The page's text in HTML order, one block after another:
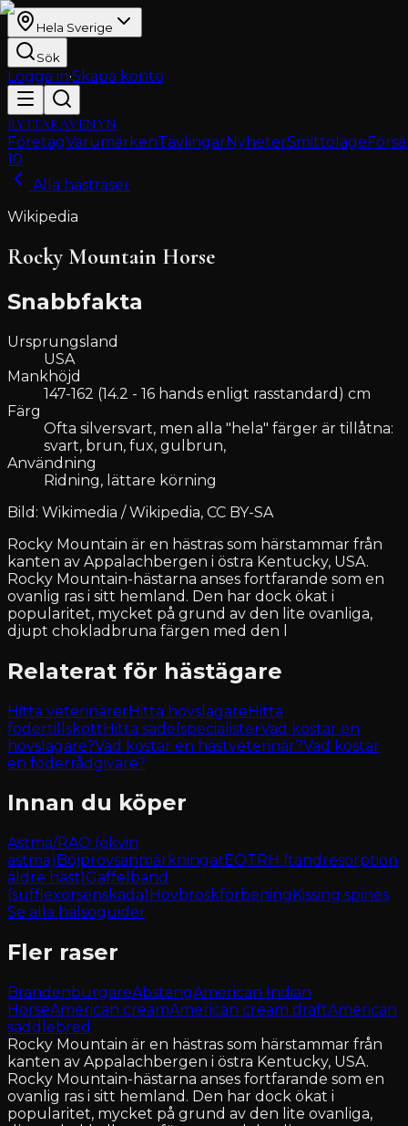
Hela Sverige
Sök
Logga in·Skapa konto
RYTTARAVENYN
FöretagVarumärkenTävlingarNyheterSmittoläge
10
Alla hästraser
Wikipedia
Rocky Mountain Horse
Snabbfakta
Ursprungsland
USA
Mankhöjd
147-162 (14.2 - 16 hands enligt rasstandard) cm
Färg
Ofta silversvart, men alla "hela" färger är tillåtna:
svart, brun, fux, gulbrun,
Användning
Ridning, lättare körning
Bild: Wikimedia / Wikipedia, CC BY-SA
Rocky Mountain är en hästras som härstammar från
kanten av Appalachbergen i östra Kentucky, USA.
Rocky Mountain-hästarna anses fortfarande som en
ovanlig ras i sitt hemland. Den har dock ökat i
popularitet, mycket på grund av den lite ovanliga,
djupt chokladbruna färgen med den l
Relaterat för hästägare
Hitta veterinärerHitta hovslagareHitta
fodertillskottHitta sadelspecialisterVad kostar en
hovslagare?Vad kostar en hästveterinär?Vad kostar
en foderrådgivare?
Innan du köper
Astma/RAO (ekvin
astma) BöjprovsanmärkningarEOTRH (tandresorption
äldre häst)Gaffelband
(sufflexorsenskada) Hovbroskförbening Kissing spines
Se alla hälsoguider
Fler raser
BrandenburgareAbstangAmerican Indian
HorseAmerican creamAmerican cream draftAmerican
saddlebred
Rocky Mountain är en hästras som härstammar från
kanten av Appalachbergen i östra Kentucky, USA.
Rocky Mountain-hästarna anses fortfarande som en
ovanlig ras i sitt hemland. Den har dock ökat i
popularitet, mycket på grund av den lite ovanliga,